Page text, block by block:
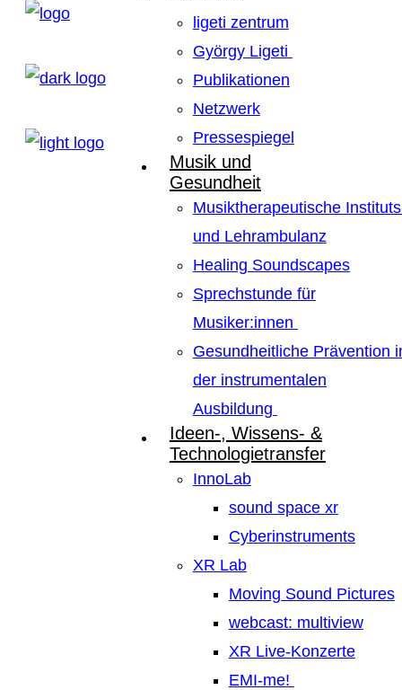
ligeti zentrum
György Ligeti
Publikationen
Netzwerk
Pressespiegel
Musik und
Gesundheit
Musiktherapeutische
und Lehrambulanz
Healing Soundscapes
Sprechstunde für
Musiker:innen
Gesundheitliche Prävention
der instrumentalen
Ausbildung
Ideen-, Wissens- &
Technologietransfer
InnoLab
sound space xr
Cyberinstruments
XR Lab
Moving Sound Pictures
webcast: multiview
XR Live-Konzerte
EMI-me!